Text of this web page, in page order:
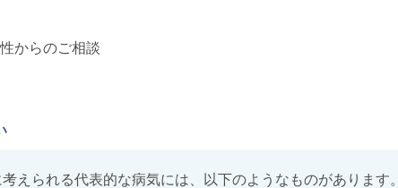
からのご相談
えられる代表的な病気には、以下のようなものがあります。